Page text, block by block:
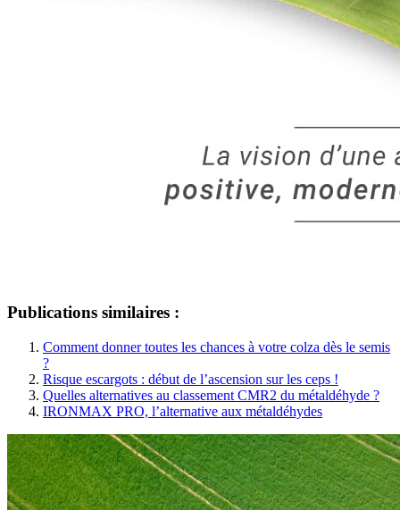
Publications similaires :
Comment donner toutes les chances à votre colza dès le semis
?
Risque escargots : début de l’ascension sur les ceps !
Quelles alternatives au classement CMR2 du métaldéhyde ?
IRONMAX PRO, l’alternative aux métaldéhydes